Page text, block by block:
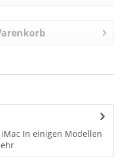
In einigen Modellen